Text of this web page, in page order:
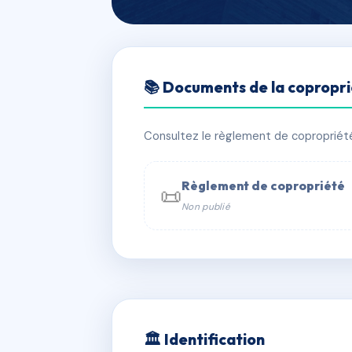
19 chemin des
📍 19 Chemin des Tréflons 74200
📞 Contacter Syndic Digital
📚 Documents de la
Consultez le règlement de
📜Règlement de copropriété
Non publié
🏛 Identification